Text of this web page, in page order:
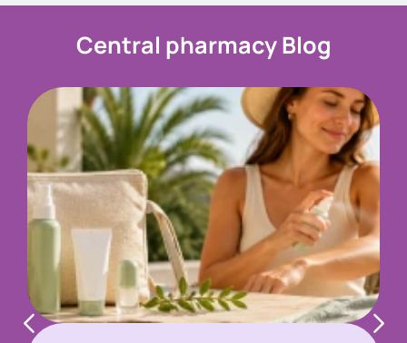
Central pharmacy Blog